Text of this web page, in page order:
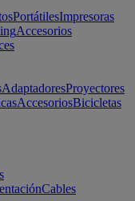
PortátilesImpresoras
Accesorios
AdaptadoresProyectores
AccesoriosBicicletas
Cables